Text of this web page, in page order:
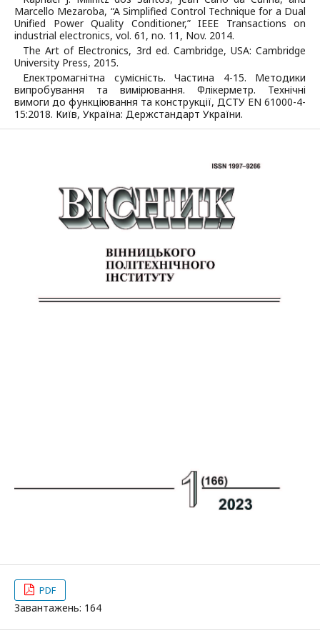
Marcello Mezaroba, “A Simplified Control Technique for a Dual
Unified Power Quality Conditioner,” IEEE Transactions on
industrial electronics, vol. 61, no. 11, Nov. 2014.
The Art of Electronics, 3rd ed. Cambridge, USA: Cambridge
University Press, 2015.
Електромагнітна сумісність. Частина 4-15. Методики
випробування та вимірювання. Флікерметр. Технічні
вимоги до функціювання та конструкції, ДСТУ EN 61000-4-
15:2018. Київ, Україна: Держстандарт України.
PDF
Завантажень: 164